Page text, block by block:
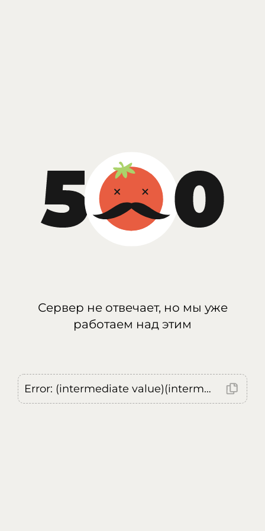
Сервер не отвечает, но мы уже
работаем над этим
Error: (intermediate value)(intermediate value)(intermediate value).replaceAll is not a function